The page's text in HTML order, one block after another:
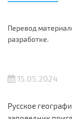
Перевод
разработке.
15.05.2024
Русское